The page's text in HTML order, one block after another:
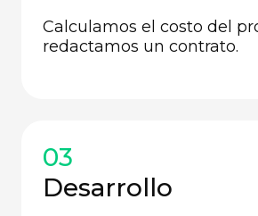
Calculamos el costo del
redactamos un contrato.
03
Desarrollo